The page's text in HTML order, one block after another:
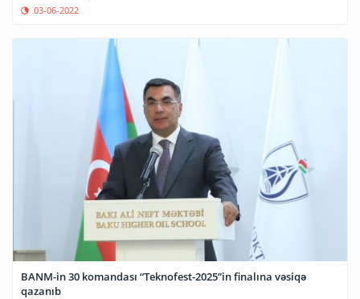
03-06-2022
BANM-in 30 komandası “Teknofest-2025”in finalına vəsiqə
qazanıb